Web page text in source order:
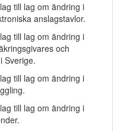
till lag om ändring i
anslagstavlor.
till lag om ändring i
och
Sverige.
till lag om ändring i
till lag om ändring i